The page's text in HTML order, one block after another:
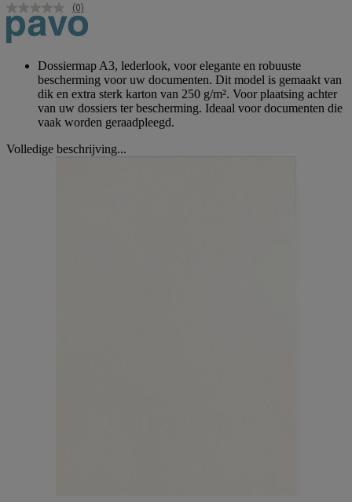
Geen
scorewaarde.
Dezelfde
(0)
Dossiermap A3, lederlook, voor elegante en robuuste
bescherming voor uw documenten. Dit model is gemaakt van
dik en extra sterk karton van 250 g/m². Voor plaatsing achter
van uw dossiers ter bescherming. Ideaal voor documenten die
vaak worden geraadpleegd.
Volledige beschrijving...